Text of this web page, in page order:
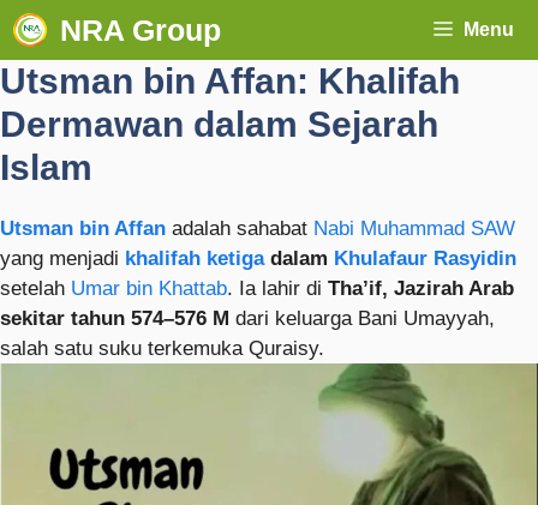
NRA Group Menu
Utsman bin Affan: Khalifah
Dermawan dalam Sejarah
Islam
Utsman bin Affan adalah sahabat Nabi Muhammad SAW
yang menjadi khalifah ketigadalam Khulafaur Rasyidin
setelah Umar bin Khattab. Ia lahir di Tha’if, Jazirah Arab
sekitar tahun 574–576 M dari keluarga Bani Umayyah,
salah satu suku terkemuka Quraisy.